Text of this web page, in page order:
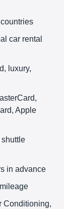
car rental
luxury,
Apple
shuttle
in advance
Conditioning,